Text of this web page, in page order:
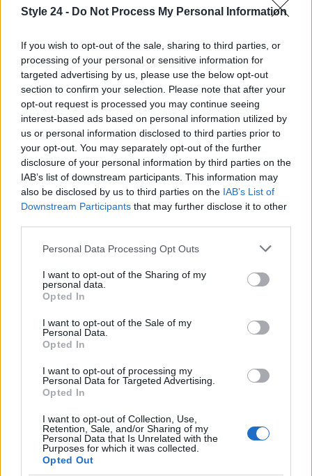
Style 24 - Do Not Process My Personal Information
If you wish to opt-out of the sale, sharing to third parties, or
processing of your personal or sensitive information for
targeted advertising by us, please use the below opt-out
section to confirm your selection. Please note that after your
opt-out request is processed you may continue seeing
interest-based ads based on personal information utilized by
us or personal information disclosed to third parties prior to
your opt-out. You may separately opt-out of the further
disclosure of your personal information by third parties on the
IAB’s list of downstream participants. This information may
also be disclosed by us to third parties on the IAB’s List of
Downstream Participants that may further disclose it to other
Please note that this website/app uses one or more Google
not limited to your visit or usage behaviour. You may click to
grant or deny consent to Google and its third-party tags to
use your data for below specified purposes in below Google
consent section.
Personal Data Processing Opt Outs
I want to opt-out of the Sharing of my
personal data.
Opted In
I want to opt-out of the Sale of my
Personal Data.
Opted In
I want to opt-out of processing my
Personal Data for Targeted Advertising.
Opted In
I want to opt-out of Collection, Use,
Retention, Sale, and/or Sharing of my
Personal Data that Is Unrelated with the
Purposes for which it was collected.
Opted Out
Continua a leggere
LIFESTYLE